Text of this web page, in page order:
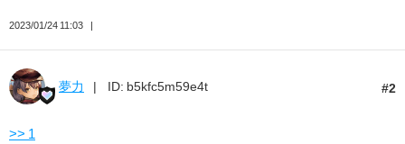
2023/01/24 11:03
2
夢力 ID: b5kfc5m59e4t
>> 1